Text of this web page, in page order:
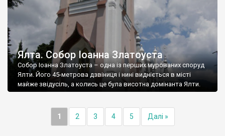
Ялта. Собор Іоанна Златоуста
Собор Іоанна Златоуста – одна із перших мурованих споруд
Ялти. Його 45-метрова дзвіниця і нині видніється в місті
майже звідусіль, а колись це була висотна домінанта Ялти.
1 2 3 4 5 Далі »